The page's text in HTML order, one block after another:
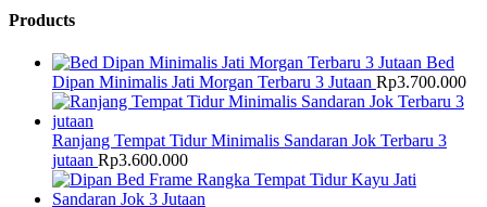
Products
Bed
Dipan Minimalis Jati Morgan Terbaru 3 Jutaan Rp3.700.000
Ranjang Tempat Tidur Minimalis Sandaran Jok Terbaru 3
jutaan Rp3.600.000